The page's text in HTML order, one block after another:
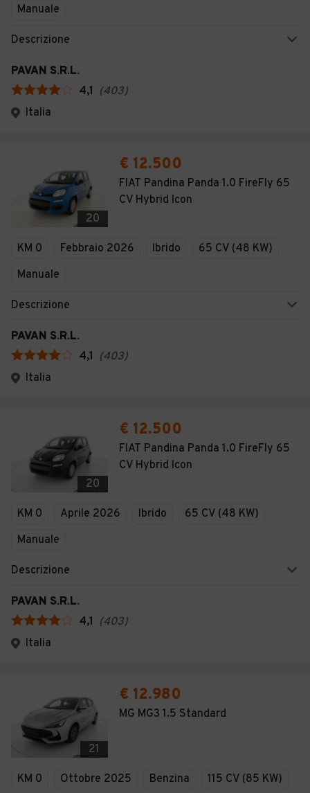
Manuale
Descrizione
PAVAN S.R.L.
4,1 (403)
Italia
20
€ 12.500
FIAT Pandina Panda 1.0 FireFly 65
CV Hybrid Icon
KM 0 Febbraio 2026 Ibrido
65 CV (48 KW)
Manuale
Descrizione
PAVAN S.R.L.
4,1 (403)
Italia
20
€ 12.500
FIAT Pandina Panda 1.0 FireFly 65
CV Hybrid Icon
KM 0 Aprile 2026 Ibrido
65 CV (48 KW)
Manuale
Descrizione
PAVAN S.R.L.
4,1 (403)
Italia
21
€ 12.980
MG MG3 1.5 Standard
KM 0 Ottobre 2025 Benzina 115 CV (85 KW)